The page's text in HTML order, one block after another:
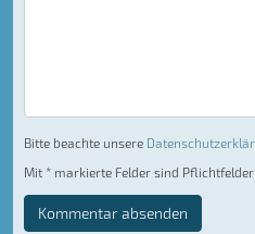
Bitte beachte unsere
Mit * markierte Felder sind Pflichtfelder
Kommentar absenden